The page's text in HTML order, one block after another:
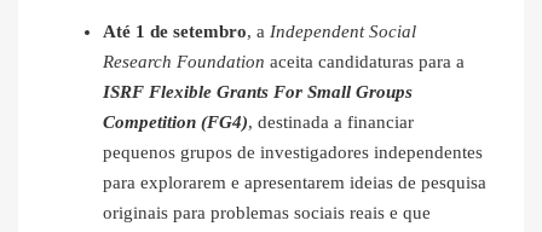
Até 1 de setembro, a Independent Social
Research Foundation aceita candidaturas para a
ISRF Flexible Grants For Small Groups
Competition (FG4), destinada a financiar
pequenos grupos de investigadores independentes
para explorarem e apresentarem ideias de pesquisa
originais para problemas sociais reais e que